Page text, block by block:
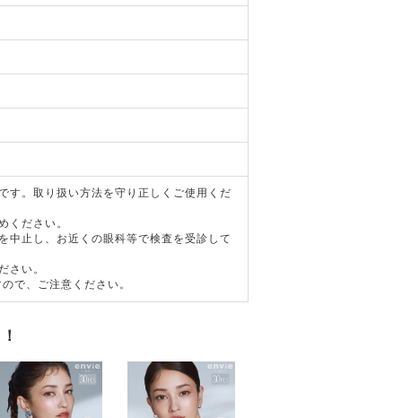
す。取り扱い方法を守り正しくご使用くだ
ください。
中止し、お近くの眼科等で検査を受診して
さい。
で、ご注意ください。